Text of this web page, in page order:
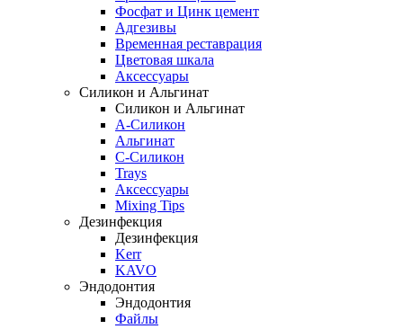
Фосфат и Цинк цемент
Адгезивы
Временная реставрация
Цветовая шкала
Аксессуары
Силикон и Альгинат
Силикон и Альгинат
A-Силикон
Альгинат
C-Силикон
Trays
Аксессуары
Mixing Tips
Дезинфекция
Дезинфекция
Kerr
KAVO
Эндодонтия
Эндодонтия
Файлы